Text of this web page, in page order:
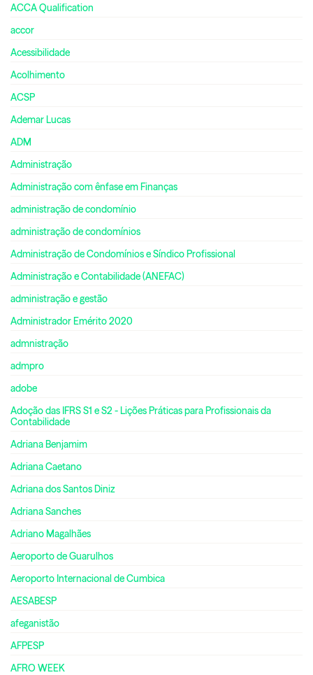
ACCA Qualification
accor
Acessibilidade
Acolhimento
ACSP
Ademar Lucas
ADM
Administração
Administração com ênfase em Finanças
administração de condomínio
administração de condomínios
Administração de Condomínios e Síndico Profissional
Administração e Contabilidade (ANEFAC)
administração e gestão
Administrador Emérito 2020
admnistração
admpro
adobe
Adoção das IFRS S1 e S2 - Lições Práticas para Profissionais da
Contabilidade
Adriana Benjamim
Adriana Caetano
Adriana dos Santos Diniz
Adriana Sanches
Adriano Magalhães
Aeroporto de Guarulhos
Aeroporto Internacional de Cumbica
AESABESP
afeganistão
AFPESP
AFRO WEEK